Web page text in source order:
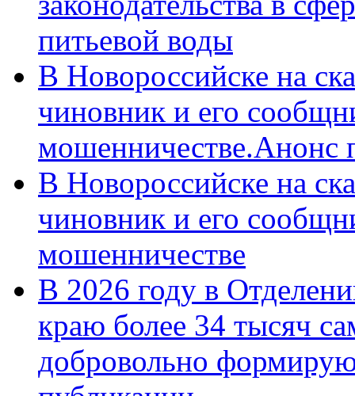
питьевой воды
В Новороссийске на
чиновник и его
мошенничестве.Анонс
В Новороссийске на
чиновник и его
мошенничестве
В 2026 году в
краю более 34 тысяч
добровольно